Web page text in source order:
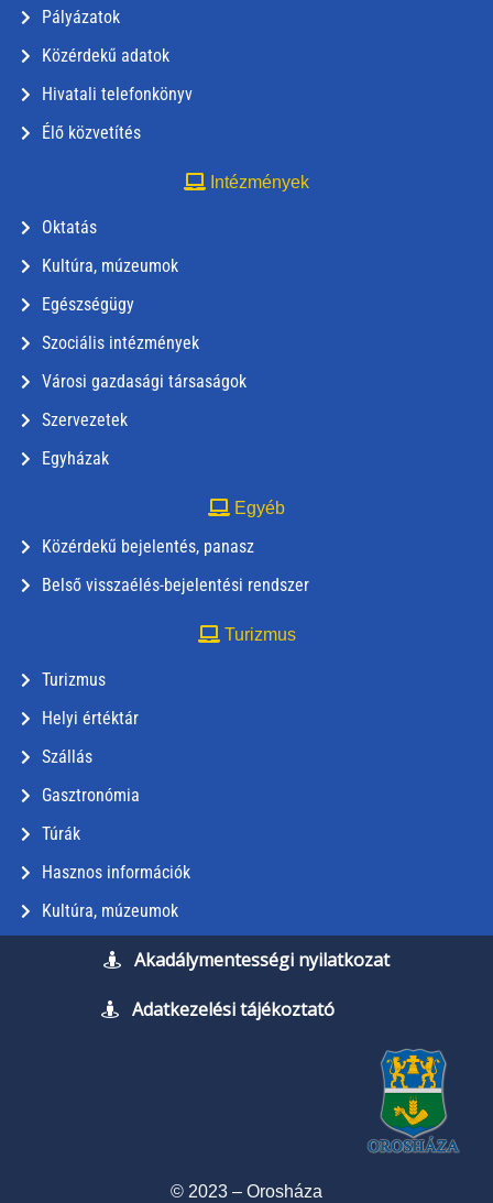
Pályázatok
Közérdekű adatok
Hivatali telefonkönyv
Élő közvetítés
Intézmények
Oktatás
Kultúra, múzeumok
Egészségügy
Szociális intézmények
Városi gazdasági társaságok
Szervezetek
Egyházak
Egyéb
Közérdekű bejelentés, panasz
Belső visszaélés-bejelentési rendszer
Turizmus
Turizmus
Helyi értéktár
Szállás
Gasztronómia
Túrák
Hasznos információk
Kultúra, múzeumok
Akadálymentességi nyilatkozat
Adatkezelési tájékoztató
© 2023 – Orosháza